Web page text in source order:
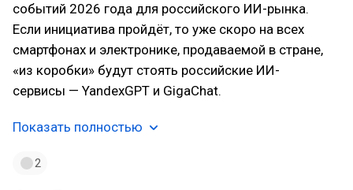
событий 2026 года для российского ИИ-рынка.
Если инициатива пройдёт, то уже скоро на всех
смартфонах и электронике, продаваемой в стране,
«из коробки» будут стоять российские ИИ-
сервисы — YandexGPT и GigaChat.
Показать полностью
2